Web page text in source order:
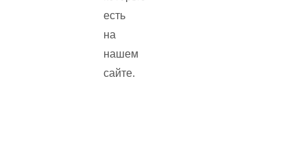
есть
на
нашем
сайте.